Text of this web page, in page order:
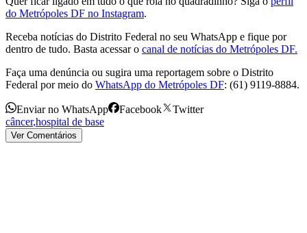
do Metrópoles DF no Instagram.
Receba notícias do Distrito Federal no seu WhatsApp e fique por
dentro de tudo. Basta acessar o canal de notícias do Metrópoles DF.
Faça uma denúncia ou sugira uma reportagem sobre o Distrito
Federal por meio do WhatsApp do Metrópoles DF: (61) 9119-8884.
Enviar no WhatsApp Facebook
Twitter
câncer,hospital de base
Ver Comentários